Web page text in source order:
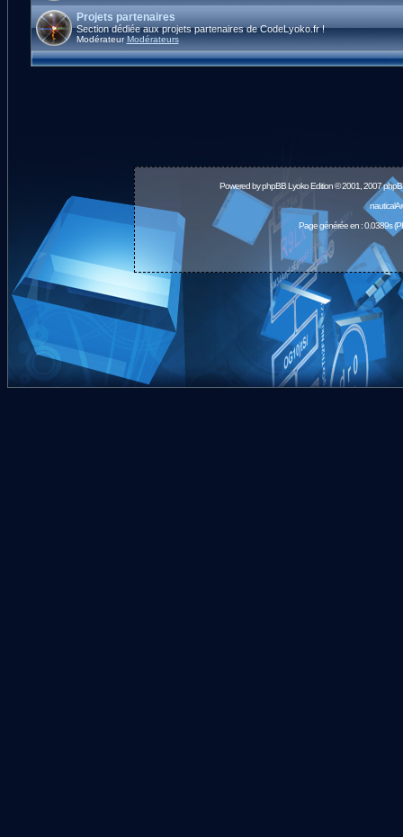
Projets partenaires
Section dédiée aux projets partenaires de CodeLyoko.fr !
ModérateurModérateurs
Powered byphpBBLyoko Edition © 2001, 2007
Page générée en : 0.0389s